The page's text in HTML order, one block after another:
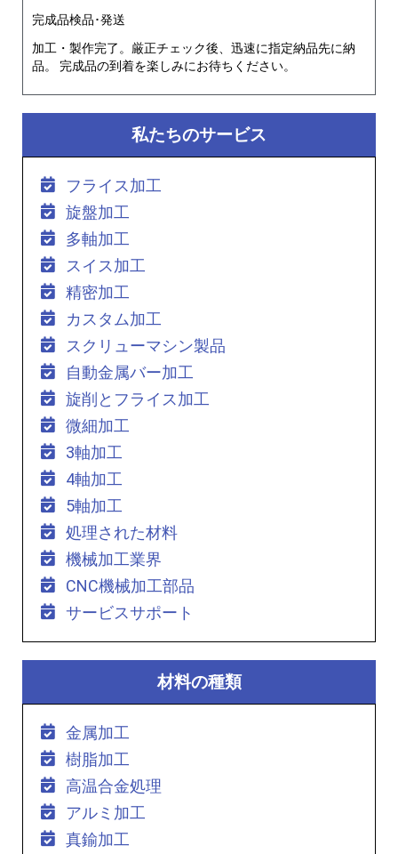
完成品検品･発送
加工・製作完了。厳正チェック後、迅速に指定納品先に納
品。 完成品の到着を楽しみにお待ちください。
私たちのサービス
フライス加工
旋盤加工
多軸加工
スイス加工
精密加工
カスタム加工
スクリューマシン製品
自動金属バー加工
旋削とフライス加工
微細加工
3軸加工
4軸加工
5軸加工
処理された材料
機械加工業界
CNC機械加工部品
サービスサポート
材料の種類
金属加工
樹脂加工
高温合金処理
アルミ加工
真鍮加工